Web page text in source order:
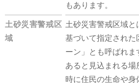
もあります。
土砂災害警戒区
域
土砂災害警戒区域
基づいて指定され
ーン」とも呼ばれ
あると見込まれる
時に住民の生命や